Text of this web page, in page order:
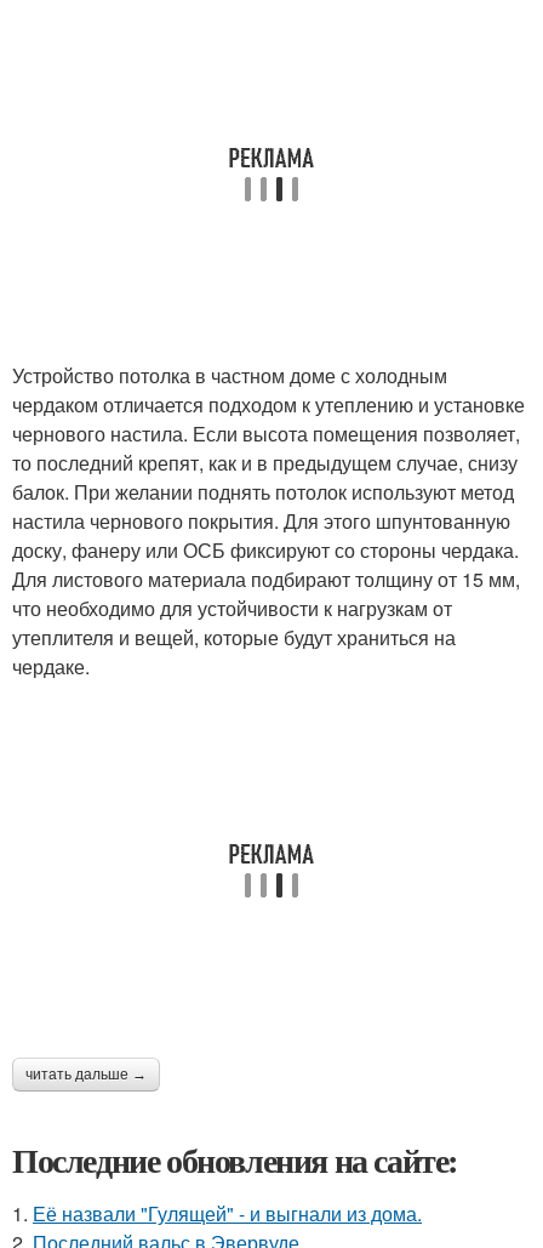
Устройство потолка в частном доме с холодным
чердаком отличается подходом к утеплению и установке
чернового настила. Если высота помещения позволяет,
то последний крепят, как и в предыдущем случае, снизу
балок. При желании поднять потолок используют метод
настила чернового покрытия. Для этого шпунтованную
доску, фанеру или ОСБ фиксируют со стороны чердака.
Для листового материала подбирают толщину от 15 мм,
что необходимо для устойчивости к нагрузкам от
утеплителя и вещей, которые будут храниться на
чердаке.
читать дальше →
Последние обновления на сайте:
1. Её назвали "Гулящей" - и выгнали из дома.
2. Последний вальс в Эвервуде.